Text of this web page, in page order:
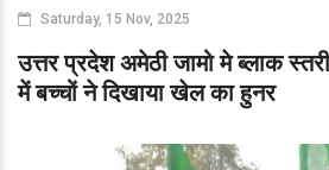
Saturday, 15 Nov, 2025
उत्तर प्रदेश अमेठी जामो मे ब्लाक
में बच्चों ने दिखाया खेल का हुनर